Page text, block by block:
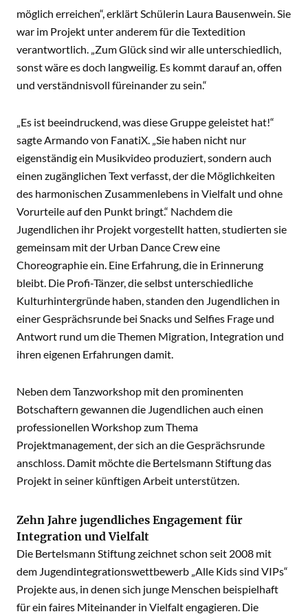
möglich erreichen“, erklärt Schülerin Laura Bausenwein. Sie
war im Projekt unter anderem für die Textedition
verantwortlich. „Zum Glück sind wir alle unterschiedlich,
sonst wäre es doch langweilig. Es kommt darauf an, offen
und verständnisvoll füreinander zu sein.“
„Es ist beeindruckend, was diese Gruppe geleistet hat!“
sagte Armando von FanatiX. „Sie haben nicht nur
eigenständig ein Musikvideo produziert, sondern auch
einen zugänglichen Text verfasst, der die Möglichkeiten
des harmonischen Zusammenlebens in Vielfalt und ohne
Vorurteile auf den Punkt bringt.“ Nachdem die
Jugendlichen ihr Projekt vorgestellt hatten, studierten sie
gemeinsam mit der Urban Dance Crew eine
Choreographie ein. Eine Erfahrung, die in Erinnerung
bleibt. Die Profi-Tänzer, die selbst unterschiedliche
Kulturhintergründe haben, standen den Jugendlichen in
einer Gesprächsrunde bei Snacks und Selfies Frage und
Antwort rund um die Themen Migration, Integration und
ihren eigenen Erfahrungen damit.
Neben dem Tanzworkshop mit den prominenten
Botschaftern gewannen die Jugendlichen auch einen
professionellen Workshop zum Thema
Projektmanagement, der sich an die Gesprächsrunde
anschloss. Damit möchte die Bertelsmann Stiftung das
Projekt in seiner künftigen Arbeit unterstützen.
Zehn Jahre jugendliches Engagement für
Integration und Vielfalt
Die Bertelsmann Stiftung zeichnet schon seit 2008 mit
dem Jugendintegrationswettbewerb „Alle Kids sind VIPs“
Projekte aus, in denen sich junge Menschen beispielhaft
für ein faires Miteinander in Vielfalt engagieren. Die